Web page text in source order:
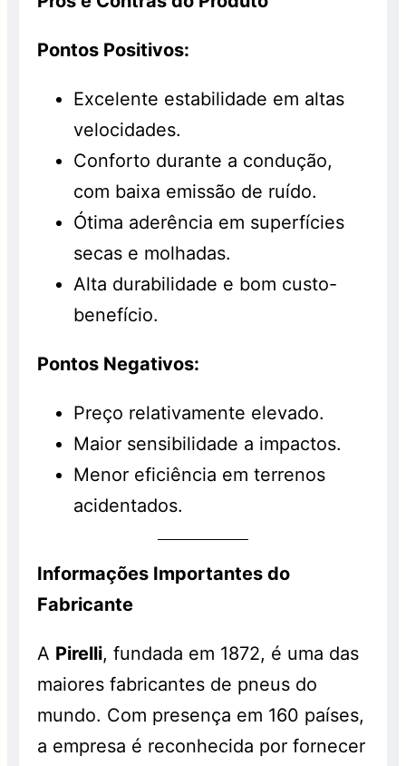
Pontos Positivos:
Excelente estabilidade em altas
velocidades.
Conforto durante a condução,
com baixa emissão de ruído.
Ótima aderência em superfícies
secas e molhadas.
Alta durabilidade e bom custo-
benefício.
Pontos Negativos:
Preço relativamente elevado.
Maior sensibilidade a impactos.
Menor eficiência em terrenos
acidentados.
Informações Importantes do
Fabricante
A Pirelli, fundada em 1872, é uma das
maiores fabricantes de pneus do
mundo. Com presença em 160 países,
a empresa é reconhecida por fornecer